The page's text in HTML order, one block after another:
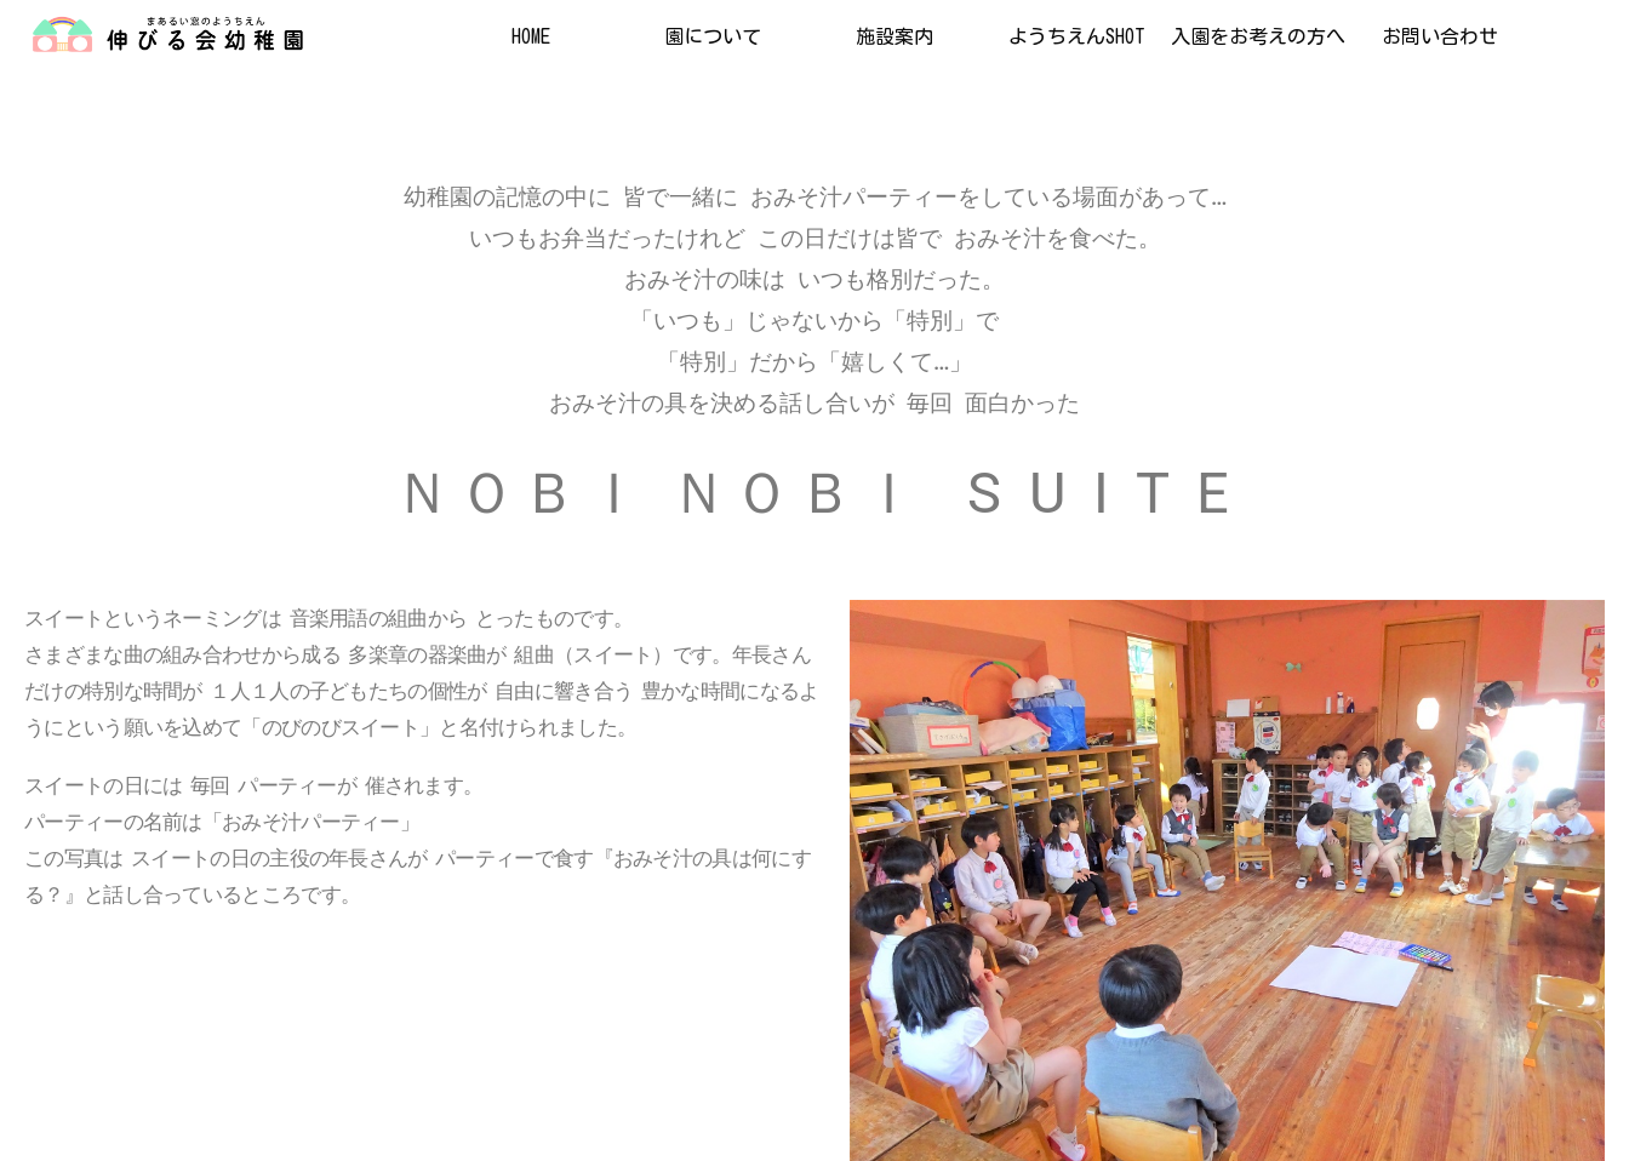
HOME 園について 施設案内 ようちえんSHOT 入園をお考えの方へ お問い合わせ
幼稚園の記憶の中に 皆で一緒に おみそ汁パーティーをしている場面があって…
いつもお弁当だったけれど この日だけは皆で おみそ汁を食べた。
おみそ汁の味は いつも格別だった。
「いつも」じゃないから「特別」で
「特別」だから「嬉しくて…」
おみそ汁の具を決める話し合いが 毎回 面白かった
ＮＯＢＩ ＮＯＢＩ S U I T E
スイートというネーミングは 音楽用語の組曲から とったものです。
さまざまな曲の組み合わせから成る 多楽章の器楽曲が 組曲（スイート）です。年長さん
だけの特別な時間が １人１人の子どもたちの個性が 自由に響き合う 豊かな時間になるよ
うにという願いを込めて「のびのびスイート」と名付けられました。
スイートの日には 毎回 パーティーが 催されます。
パーティーの名前は「おみそ汁パーティー」
この写真は スイートの日の主役の年長さんが パーティーで食す『おみそ汁の具は何にす
る？』と話し合っているところです。